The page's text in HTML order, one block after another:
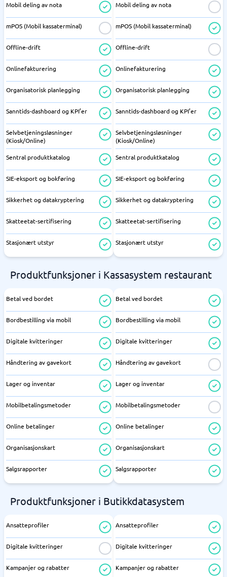
Mobil deling av nota
mPOS (Mobil kassaterminal)
Offline-drift
Onlinefakturering
Organisatorisk planlegging
Sanntids-dashboard og KPI’er
Selvbetjeningsløsninger
(Kiosk/Online)
Sentral produktkatalog
SIE-eksport og bokføring
Sikkerhet og datakryptering
Skatteetat-sertifisering
Stasjonært utstyr
Mobil deling av nota
mPOS (Mobil kassaterminal)
Offline-drift
Onlinefakturering
Organisatorisk planlegging
Sanntids-dashboard og KPI’er
Selvbetjeningsløsninger
(Kiosk/Online)
Sentral produktkatalog
SIE-eksport og bokføring
Sikkerhet og datakryptering
Skatteetat-sertifisering
Stasjonært utstyr
Produktfunksjoner i Kassasystem restaurant
Betal ved bordet
Bordbestilling via mobil
Digitale kvitteringer
Håndtering av gavekort
Lager og inventar
Mobilbetalingsmetoder
Online betalinger
Organisasjonskart
Salgsrapporter
Betal ved bordet
Bordbestilling via mobil
Digitale kvitteringer
Håndtering av gavekort
Lager og inventar
Mobilbetalingsmetoder
Online betalinger
Organisasjonskart
Salgsrapporter
Produktfunksjoner i Butikkdatasystem
Ansatteprofiler
Digitale kvitteringer
Kampanjer og rabatter
Ansatteprofiler
Digitale kvitteringer
Kampanjer og rabatter